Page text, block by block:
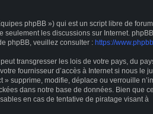
phpBB ») qui est un script libre de
seulement les discussions sur Internet.
phpBB, veuillez consulter : https://
transgresser les lois de votre pays, du
fournisseur d’accès à Internet si nous le
supprime, modifie, déplace ou verrouille
dans notre base de données. Bien que
en cas de tentative de piratage visant à